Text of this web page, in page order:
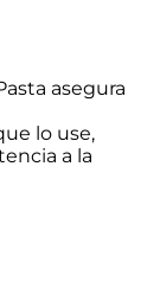
asegura
lo use,
a la